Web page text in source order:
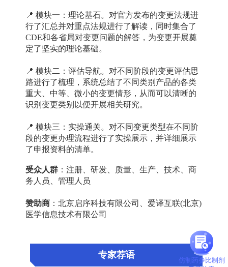
📍 模块一：理论基石。 对官方发布的变更法规进
行了汇总并对重点法规进行了解读，同时集合了
CDE和各省局对变更问题的解答，为变更开展奠
定了坚实的理论基础。
📍 模块二：评估导航。 对不同阶段的变更评估思
路进行了梳理，系统总结了不同类别产品的各类
重大、中等、微小的变更情形，从而可以清晰的
识别变更类别以便开展相关研究。
📍 模块三：实操通关。 对不同变更类型在不同阶
段的变更办理流程进行了实操展示，并详细展示
了申报资料的清单。
受众人群 ： 注册、研发、质量、生产、技术、商
务人员、管理人员
赞助商 ： 北京启序科技有限公司、 爱译互联(北京)
医学信息技术有限公司
专家荐语
仿制药参比制剂